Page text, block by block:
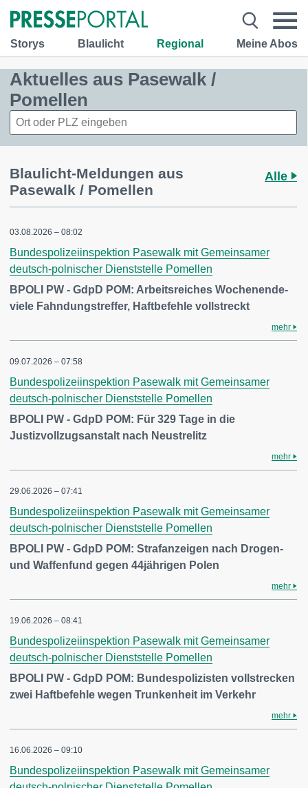
Storys Blaulicht Regional Meine Abos
Aktuelles aus Pasewalk /
Pomellen
Blaulicht-Meldungen aus
Pasewalk / Pomellen
Alle
03.08.2026 – 08:02
Bundespolizeiinspektion Pasewalk mit Gemeinsamer
deutsch-polnischer Dienststelle Pomellen
BPOLI PW - GdpD POM: Arbeitsreiches Wochenende-
viele Fahndungstreffer, Haftbefehle vollstreckt
mehr
09.07.2026 – 07:58
Bundespolizeiinspektion Pasewalk mit Gemeinsamer
deutsch-polnischer Dienststelle Pomellen
BPOLI PW - GdpD POM: Für 329 Tage in die
Justizvollzugsanstalt nach Neustrelitz
mehr
29.06.2026 – 07:41
Bundespolizeiinspektion Pasewalk mit Gemeinsamer
deutsch-polnischer Dienststelle Pomellen
BPOLI PW - GdpD POM: Strafanzeigen nach Drogen-
und Waffenfund gegen 44jährigen Polen
mehr
19.06.2026 – 08:41
Bundespolizeiinspektion Pasewalk mit Gemeinsamer
deutsch-polnischer Dienststelle Pomellen
BPOLI PW - GdpD POM: Bundespolizisten vollstrecken
zwei Haftbefehle wegen Trunkenheit im Verkehr
mehr
16.06.2026 – 09:10
Bundespolizeiinspektion Pasewalk mit Gemeinsamer